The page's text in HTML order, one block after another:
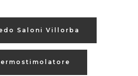
Saloni Villorba